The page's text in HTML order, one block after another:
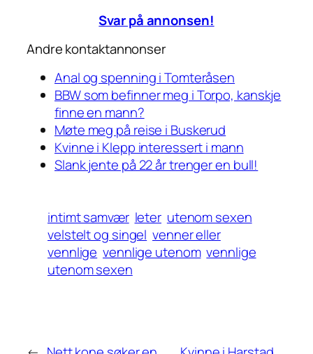
Svar på annonsen!
Andre kontaktannonser
Anal og spenning i Tomteråsen
BBW som befinner meg i Torpo, kanskje
finne en mann?
Møte meg på reise i Buskerud
Kvinne i Klepp interessert i mann
Slank jente på 22 år trenger en bull!
intimt samvær leter utenom sexen
velstelt og singel venner eller
vennlige vennlige utenom vennlige
utenom sexen